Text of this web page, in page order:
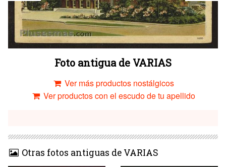
Foto antigua de VARIAS
Ver más productos nostálgicos
Ver productos con el escudo de tu apellido
Otras fotos antiguas de VARIAS